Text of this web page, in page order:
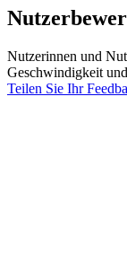
Nutzerinnen und
Geschwindigkeit
Teilen Sie Ihr